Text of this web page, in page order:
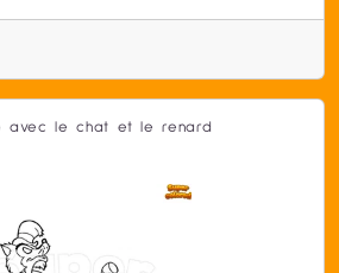
avec le chat et le renard